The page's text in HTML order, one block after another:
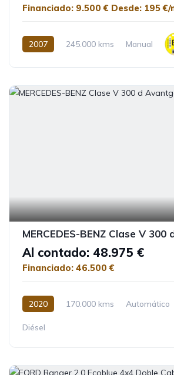
Financiado: 9.500 € Desde: 195 €/
2007 245.000 kms Manual
Al contado: 48.975 €
Financiado: 46.500 €
2020 170.000 kms Automático
Diésel